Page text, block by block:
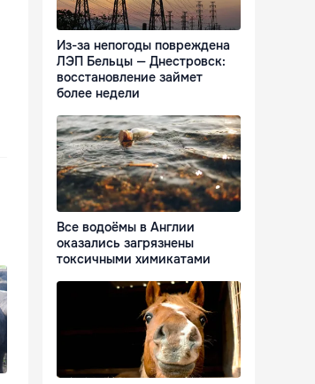
Из-за непогоды повреждена
ЛЭП Бельцы — Днестровск:
восстановление займет
более недели
Все водоёмы в Англии
оказались загрязнены
токсичными химикатами